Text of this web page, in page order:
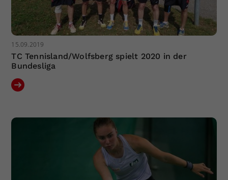
15.09.2019
TC Tennisland/Wolfsberg spielt 2020 in der
Bundesliga